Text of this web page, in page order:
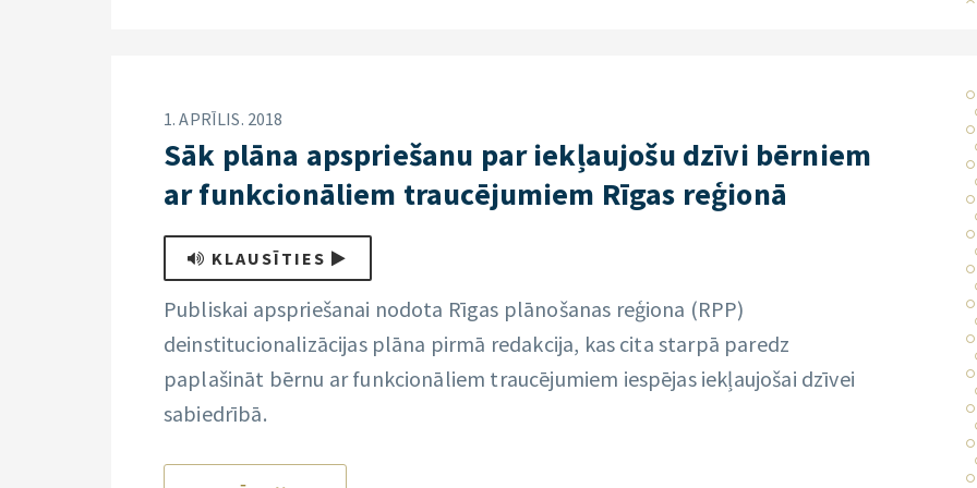
1. APRĪLIS. 2018
Sāk plāna apspriešanu par iekļaujošu dzīvi bērniem
ar funkcionāliem traucējumiem Rīgas reģionā
KLAUSĪTIES
Publiskai apspriešanai nodota Rīgas plānošanas reģiona (RPP)
deinstitucionalizācijas plāna pirmā redakcija, kas cita starpā paredz
paplašināt bērnu ar funkcionāliem traucējumiem iespējas iekļaujošai dzīvei
sabiedrībā.